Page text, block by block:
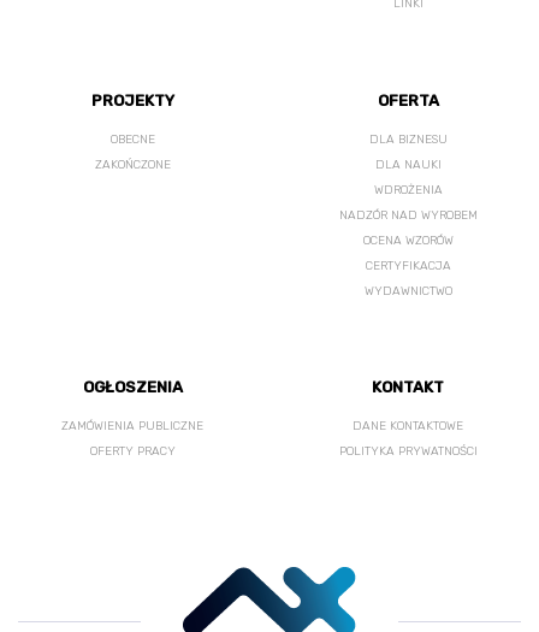
LINKI
PROJEKTY
OBECNE
ZAKOŃCZONE
OFERTA
DLA BIZNESU
DLA NAUKI
WDROŻENIA
NADZÓR NAD WYROBEM
OCENA WZORÓW
CERTYFIKACJA
WYDAWNICTWO
OGŁOSZENIA
ZAMÓWIENIA PUBLICZNE
OFERTY PRACY
KONTAKT
DANE KONTAKTOWE
POLITYKA PRYWATNOŚCI